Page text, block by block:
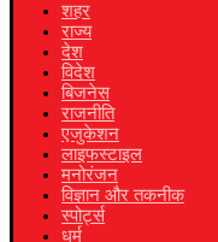
शहर
राज्य
देश
विदेश
बिजनेस
राजनीति
एजुकेशन
लाइफस्टाइल
मनोरंजन
विज्ञान और तकनीक
स्पोर्ट्स
धर्म